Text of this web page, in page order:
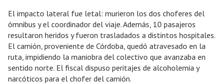
El impacto lateral fue letal: murieron los dos choferes del
ómnibus y el coordinador del viaje. Además, 10 pasajeros
resultaron heridos y fueron trasladados a distintos hospitales.
El camión, proveniente de Córdoba, quedó atravesado en la
ruta, impidiendo la maniobra del colectivo que avanzaba en
sentido norte. El fiscal dispuso peritajes de alcoholemia y
narcóticos para el chofer del camión.